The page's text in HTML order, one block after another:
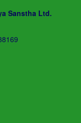
Sanstha Ltd.